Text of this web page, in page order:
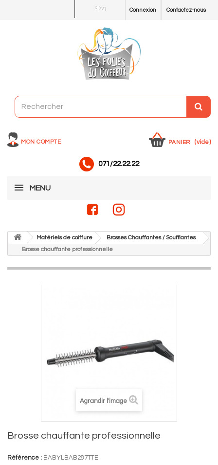
Contactez-nous
Connexion
Blog
MON COMPTE PANIER (vide)
071/22.22.22
MENU
Matériels de coiffure
Brosses Chauffantes / Soufflantes
Brosse chauffante professionnelle
Agrandir l'image
Brosse chauffante professionnelle
Référence : BABYLBAB287TTE